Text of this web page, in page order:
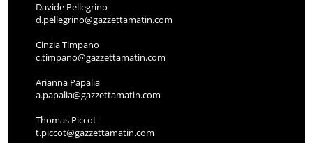
Davide Pellegrino
d.pellegrino@gazzettamatin.com
Cinzia Timpano
c.timpano@gazzettamatin.com
Arianna Papalia
a.papalia@gazzettamatin.com
Thomas Piccot
t.piccot@gazzettamatin.com